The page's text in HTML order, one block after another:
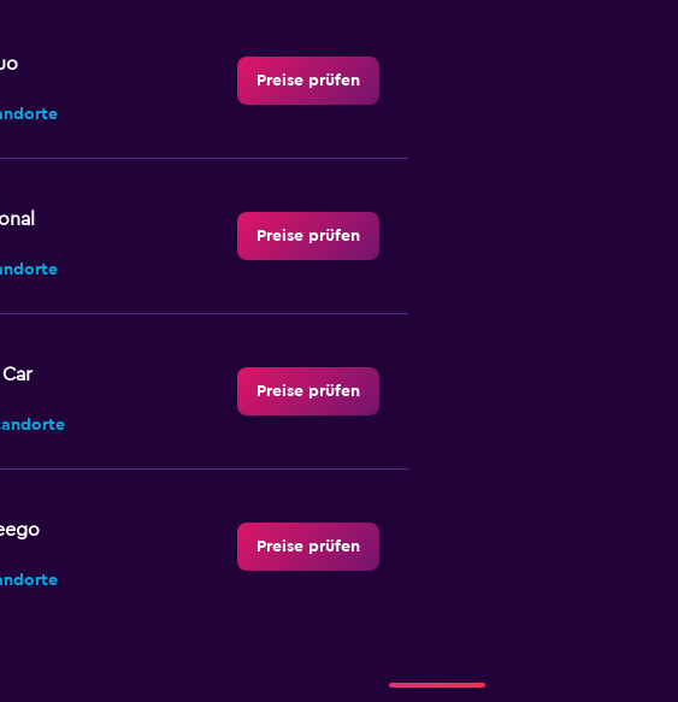
Preise prüfen
Preise prüfen
Preise prüfen
Preise prüfen